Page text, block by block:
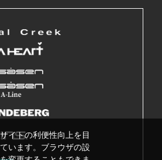
イトの利便性向上を目
います。ブラウザの設